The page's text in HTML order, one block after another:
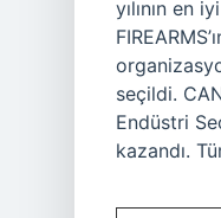
yılının en
seçildi.
Endüstri
kazandı.